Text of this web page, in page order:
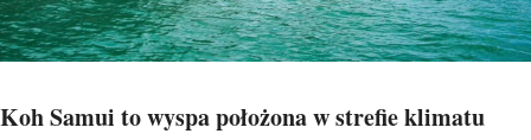
Koh Samui to wyspa położona w strefie klimatu